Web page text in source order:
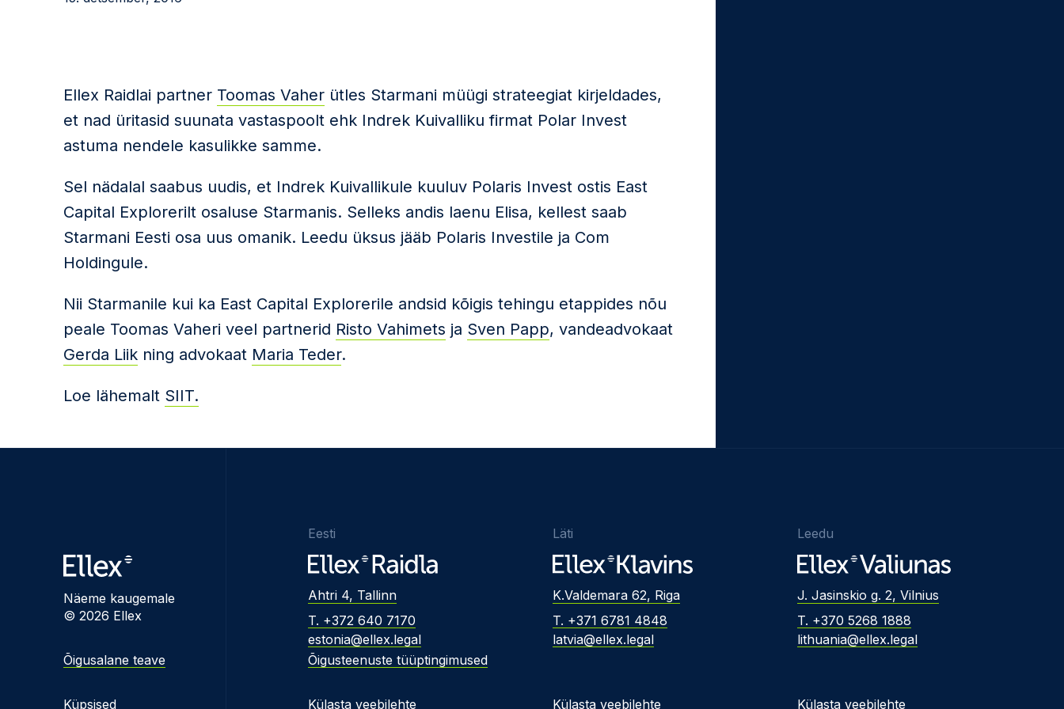
Ellex Raidlai partner Toomas Vaher ütles Starmani müügi strateegiat kirjeldades,
et nad üritasid suunata vastaspoolt ehk Indrek Kuivalliku firmat Polar Invest
astuma nendele kasulikke samme.
Sel nädalal saabus uudis, et Indrek Kuivallikule kuuluv Polaris Invest ostis East
Capital Explorerilt osaluse Starmanis. Selleks andis laenu Elisa, kellest saab
Starmani Eesti osa uus omanik. Leedu üksus jääb Polaris Investile ja Com
Holdingule.
Nii Starmanile kui ka East Capital Explorerile andsid kõigis tehingu etappides nõu
peale Toomas Vaheri veel partnerid Risto Vahimets ja Sven Papp, vandeadvokaat
Gerda Liik ning advokaat Maria Teder.
Loe lähemalt SIIT.
Näeme kaugemale
© 2026 Ellex
Õigusalane teave
Küpsised
Eesti
Ahtri 4, Tallinn
T. +372 640 7170
estonia@ellex.legal
Õigusteenuste tüüptingimused
Külasta veebilehte
Läti
K.Valdemara 62, Riga
T. +371 6781 4848
latvia@ellex.legal
Külasta veebilehte
Leedu
J. Jasinskio g. 2, Vilnius
T. +370 5268 1888
lithuania@ellex.legal
Külasta veebilehte